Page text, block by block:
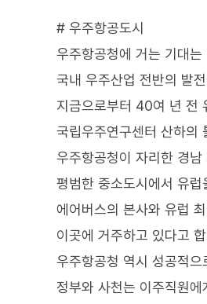
# 우주항공도시
우주항공청에 거는 기대
국내 우주산업 전반의 발
지금으로부터 40여 년 전
국립우주연구센터 산하의
우주항공청이 자리한 경
평범한 중소도시에서 유
에어버스의 본사와 유럽
이곳에 거주하고 있다고
우주항공청 역시 성공적
정부와 사천는 이주직원